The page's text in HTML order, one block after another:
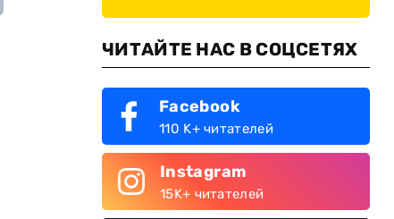
ЧИТАЙТЕ НАС В СОЦСЕТЯХ
Facebook
110 K+ читателей
Instagram
15K+ читателей